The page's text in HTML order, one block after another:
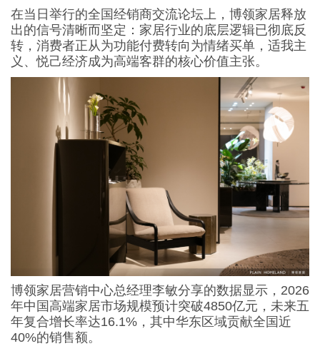
在当日举行的全国经销商交流论坛上，博领家居释放
出的信号清晰而坚定：家居行业的底层逻辑已彻底反
转，消费者正从为功能付费转向为情绪买单，适我主
义、悦己经济成为高端客群的核心价值主张。
博领家居营销中心总经理李敏分享的数据显示，2026
年中国高端家居市场规模预计突破4850亿元，未来五
年复合增长率达16.1%，其中华东区域贡献全国近
40%的销售额。